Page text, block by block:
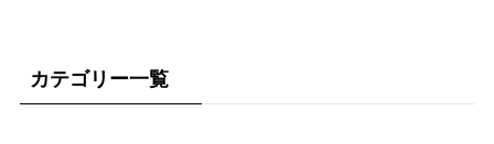
カテゴリー一覧